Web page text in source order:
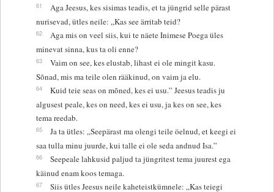
61
Aga Jeesus, kes sisimas teadis, et ta jüngrid selle pärast
nurisevad, ütles neile: „Kas see ärritab teid?
62
Aga mis on veel siis, kui te näete Inimese Poega üles
minevat sinna, kus ta oli enne?
63
Vaim on see, kes elustab, lihast ei ole mingit kasu.
Sõnad, mis ma teile olen rääkinud, on vaim ja elu.
64
Kuid teie seas on mõned, kes ei usu.” Jeesus teadis ju
algusest peale, kes on need, kes ei usu, ja kes on see, kes
tema reedab.
65
Ja ta ütles: „Seepärast ma olengi teile öelnud, et keegi ei
saa tulla minu juurde, kui talle ei ole seda andnud Isa.”
66
Seepeale lahkusid paljud ta jüngritest tema juurest ega
käinud enam koos temaga.
67
Siis ütles Jeesus neile kaheteistkümnele: „Kas teiegi